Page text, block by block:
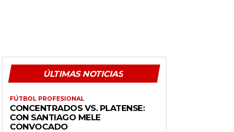
ÚLTIMAS NOTICIAS
FÚTBOL PROFESIONAL
CONCENTRADOS VS. PLATENSE:
CON SANTIAGO MELE
CONVOCADO